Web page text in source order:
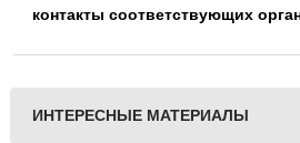
контакты соответствующих
ИНТЕРЕСНЫЕ МАТЕРИАЛЫ